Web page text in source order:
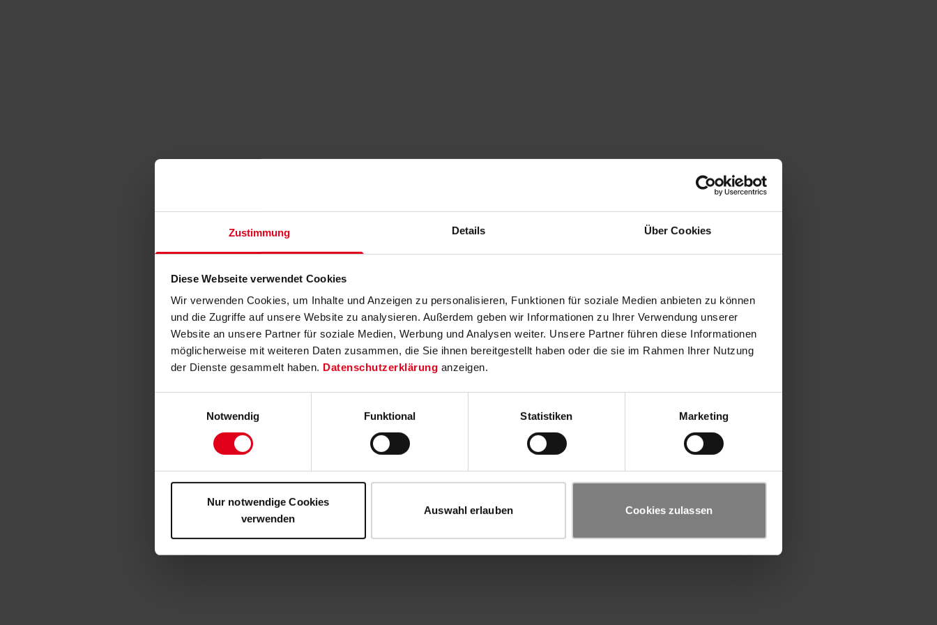
Zustimmung Details Über Cookies
Diese Webseite verwendet Cookies
Wir verwenden Cookies, um Inhalte und Anzeigen zu personalisieren, Funktionen für soziale Medien anbieten zu können
und die Zugriffe auf unsere Website zu analysieren. Außerdem geben wir Informationen zu Ihrer Verwendung unserer
Website an unsere Partner für soziale Medien, Werbung und Analysen weiter. Unsere Partner führen diese Informationen
möglicherweise mit weiteren Daten zusammen, die Sie ihnen bereitgestellt haben oder die sie im Rahmen Ihrer Nutzung
der Dienste gesammelt haben. Datenschutzerklärung anzeigen.
Notwendig
Funktional Statistiken Marketing
Nur notwendige Cookies
verwenden
Auswahl erlauben Cookies zulassen